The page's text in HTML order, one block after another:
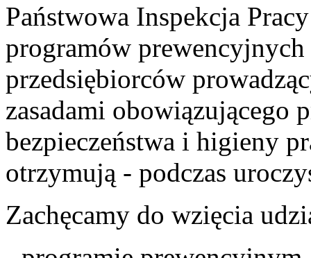
Państwowa Inspekcja
programów
przedsiębiorców
zasadami obowiązującego
bezpieczeństwa i higieny
otrzymują - podczas
Zachęcamy do wzięcia